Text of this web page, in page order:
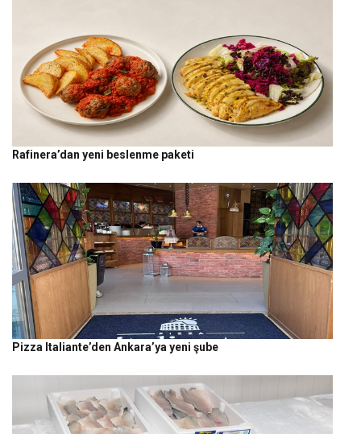
Rafinera’dan yeni beslenme paketi
Pizza Italiante’den Ankara’ya yeni şube